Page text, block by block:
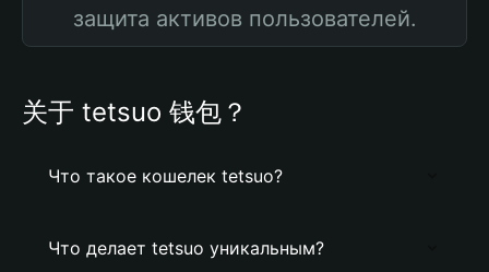
защита активов пользователей.
关于 tetsuo 钱包？
Что такое кошелек tetsuo?
Что делает tetsuo уникальным?